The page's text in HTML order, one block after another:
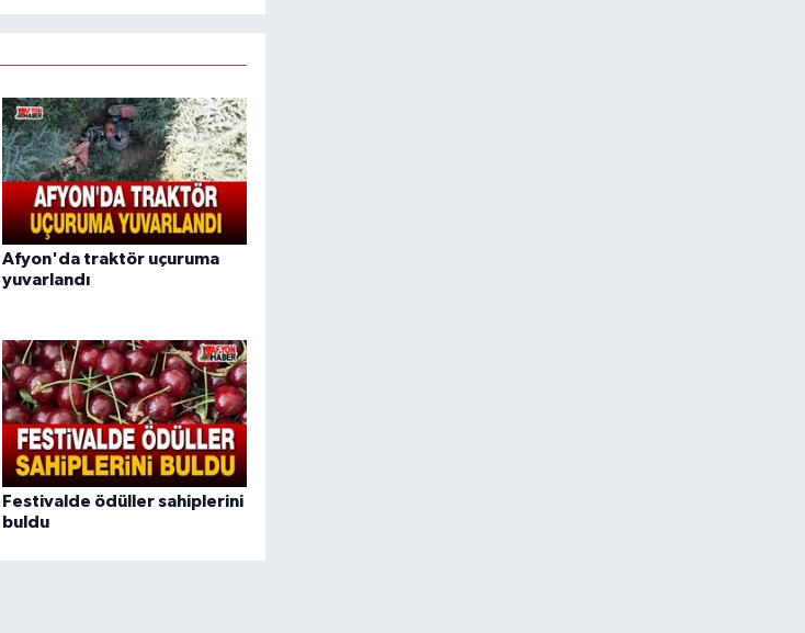
Afyon'da traktör uçuruma
yuvarlandı
Festivalde ödüller sahiplerini
buldu